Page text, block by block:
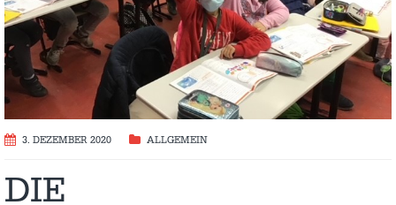
3. DEZEMBER 2020 ALLGEMEIN
DIE